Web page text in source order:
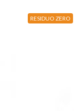
RESIDUO ZERO BIO